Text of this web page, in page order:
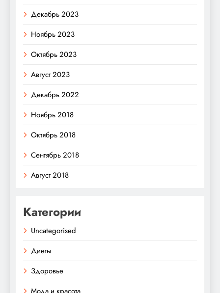
Декабрь 2023
Ноябрь 2023
Октябрь 2023
Август 2023
Декабрь 2022
Ноябрь 2018
Октябрь 2018
Сентябрь 2018
Август 2018
Категории
Uncategorised
Диеты
Здоровье